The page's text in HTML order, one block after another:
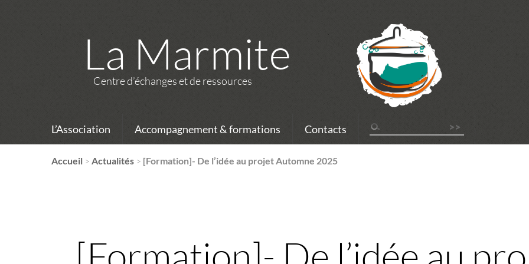
La Marmite
Centre d’échanges et de ressources
L’Association Accompagnement & formations Contacts
Accueil >Actualités > [Formation]- De l’idée au projet Automne 2025